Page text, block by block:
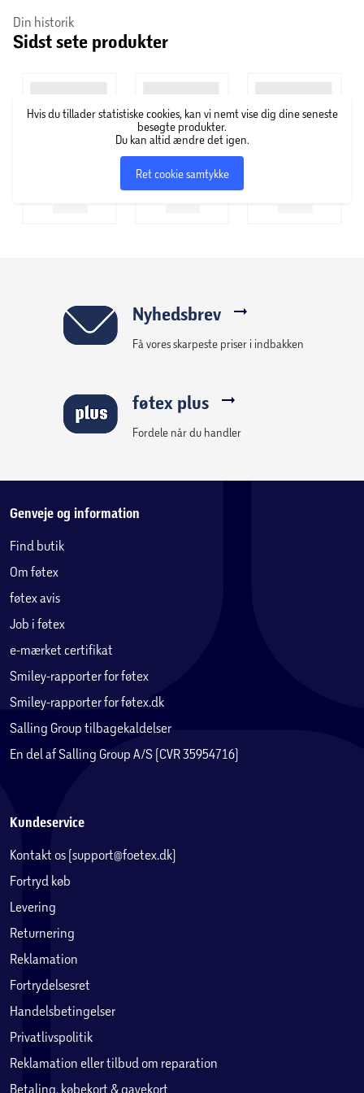
Italien.
Din historik
Sidst sete produkter
Hvis du tillader statistiske cookies, kan vi nemt vise dig dine seneste
besøgte produkter.
Du kan altid ændre det igen.
Ret cookie samtykke
Nyhedsbrev
Få vores skarpeste priser i indbakken
føtex plus
Fordele når du handler
Genveje og information
Find butik
Om føtex
føtex avis
Job i føtex
e-mærket certifikat
Smiley-rapporter for føtex
Smiley-rapporter for føtex.dk
Salling Group tilbagekaldelser
En del af Salling Group A/S (CVR 35954716)
Kundeservice
Kontakt os (support@foetex.dk)
Fortryd køb
Levering
Returnering
Reklamation
Fortrydelsesret
Handelsbetingelser
Privatlivspolitik
Reklamation eller tilbud om reparation
Betaling, købekort & gavekort